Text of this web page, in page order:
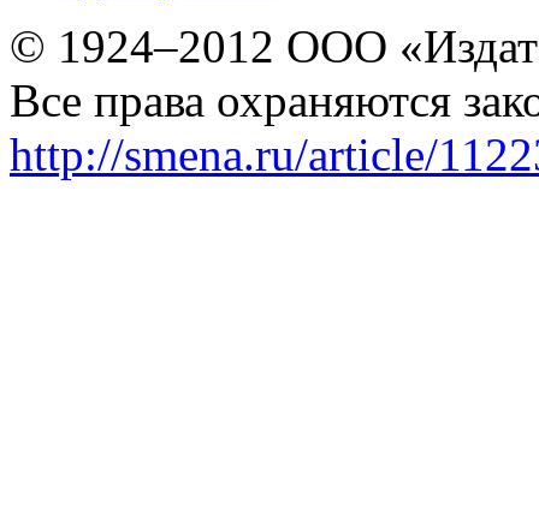
© 1924–2012 ООО
Все права охраняются
http://smena.ru/article/